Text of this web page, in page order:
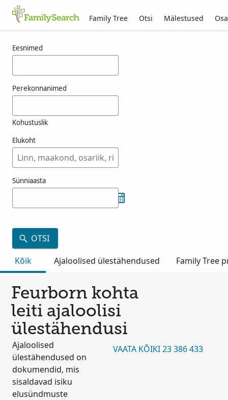
Family Tree Otsi Mälestused
Eesnimed
Perekonnanimed
Kohustuslik
Elukoht
Sünniaasta
OTSI
Kõik
Ajaloolised ülestähendused Family Tree
Feurborn kohta
leiti ajaloolisi
ülestähendusi
Ajaloolised
ülestähendused on
dokumendid, mis
sisaldavad isiku
elusündmuste
VAATA KÕIKI 23 386 433